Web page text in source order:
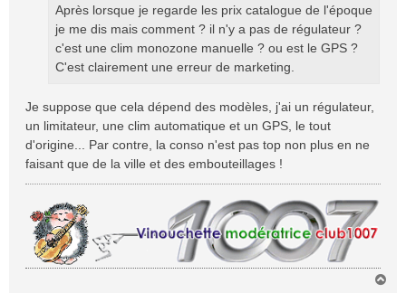
Après lorsque je regarde les prix catalogue de l'époque
je me dis mais comment ? il n'y a pas de régulateur ?
c'est une clim monozone manuelle ? ou est le GPS ?
C'est clairement une erreur de marketing.
Je suppose que cela dépend des modèles, j'ai un régulateur,
un limitateur, une clim automatique et un GPS, le tout
d'origine... Par contre, la conso n'est pas top non plus en ne
faisant que de la ville et des embouteillages !